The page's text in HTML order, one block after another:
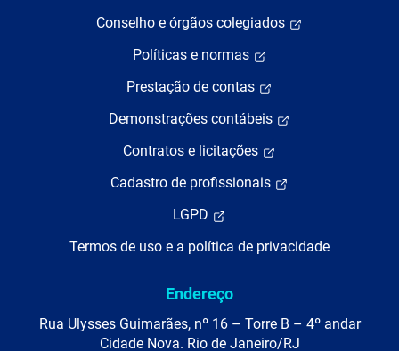
Conselho e órgãos colegiados
Políticas e normas
Prestação de contas
Demonstrações contábeis
Contratos e licitações
Cadastro de profissionais
LGPD
Termos de uso e a política de privacidade
Endereço
Rua Ulysses Guimarães, nº 16 – Torre B – 4º andar
Cidade Nova. Rio de Janeiro/RJ